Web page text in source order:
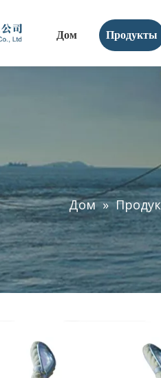
Дом Продукты
Дом »